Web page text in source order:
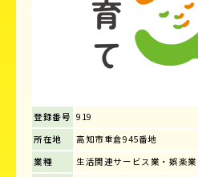
登録番号 919
所在地
高知市重倉945番地
業種
生活関連サービス業・娯楽業